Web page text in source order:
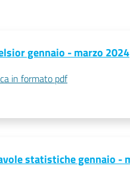
gennaio - marzo 2024
in formato pdf
statistiche gennaio -